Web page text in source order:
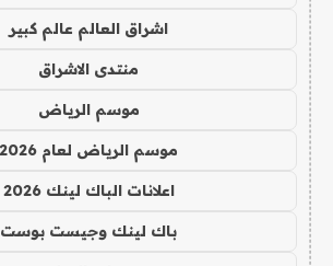
اشراق العالم عالم كبير
منتدى الاشراق
موسم الرياض
موسم الرياض لعام 2026
اعلانات الباك لينك 2026
باك لينك وجيست بوست